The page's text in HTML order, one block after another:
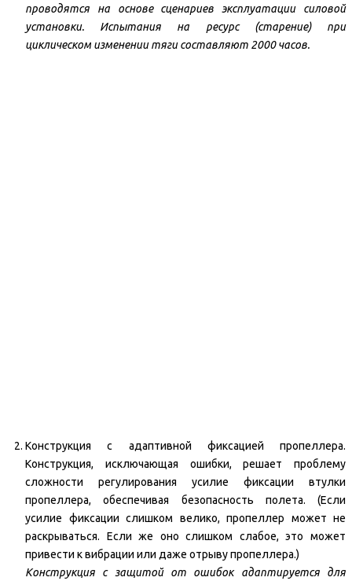
проводятся на основе сценариев эксплуатации силовой
установки. Испытания на ресурс (старение) при
циклическом изменении тяги составляют 2000 часов.
Конструкция с адаптивной фиксацией пропеллера.
Конструкция, исключающая ошибки, решает проблему
сложности регулирования усилие фиксации втулки
пропеллера, обеспечивая безопасность полета. (Если
усилие фиксации слишком велико, пропеллер может не
раскрываться. Если же оно слишком слабое, это может
привести к вибрации или даже отрыву пропеллера.)
Конструкция с защитой от ошибок адаптируется для